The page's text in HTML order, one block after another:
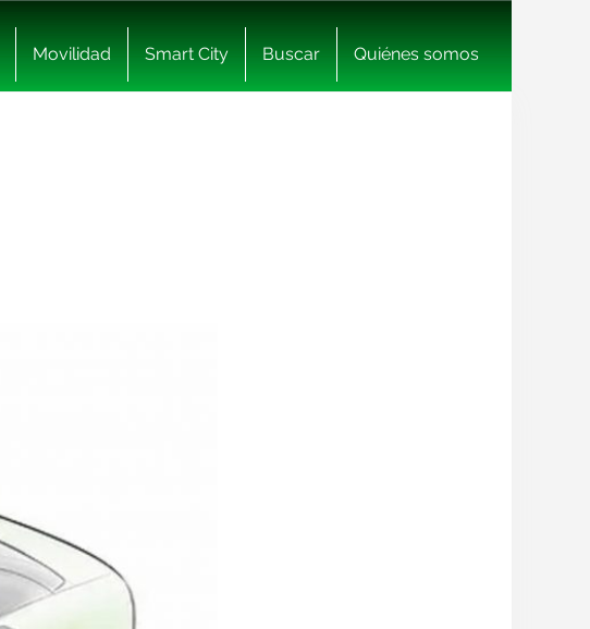
Movilidad Smart City Buscar Quiénes somos